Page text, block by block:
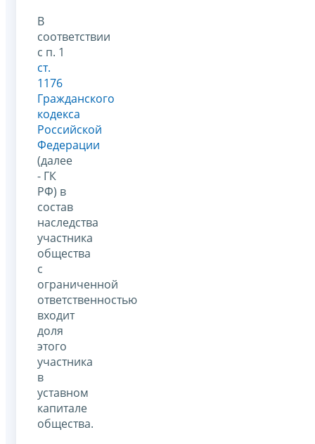
В
соответствии
с п. 1
ст.
1176
Гражданского
кодекса
Российской
Федерации
(далее
- ГК
РФ) в
состав
наследства
участника
общества
с
ограниченной
ответственностью
входит
доля
этого
участника
в
уставном
капитале
общества.